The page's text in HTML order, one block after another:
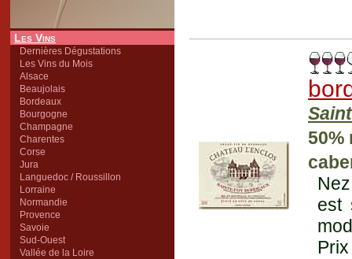
Les Vins
Dernières Dégustations
Les Vins du Mois
Alsace
Beaujolais
Bordeaux
Bourgogne
Champagne
Charentes
Corse
Jura
Languedoc / Roussillon
Lorraine
Normandie
Provence
Savoie
Sud-Ouest
Vallée de la Loire
50%
est